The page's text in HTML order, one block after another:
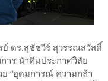
ย์ ดร.สุชัชวีร์ สุวรรณสวัสดิ์
การ นำทีมประกาศวิสัย
“อุดมการณ์ ความกล้า